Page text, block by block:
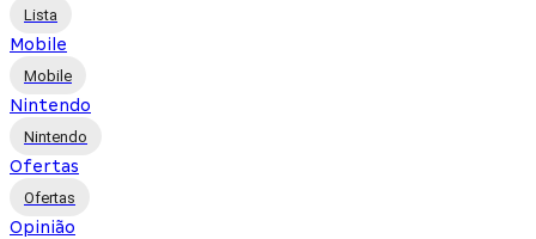
Lista
Mobile
Mobile
Nintendo
Nintendo
Ofertas
Ofertas
Opinião